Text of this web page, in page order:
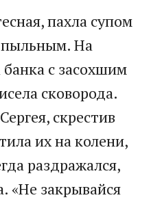
пахла супом
пыльным. На
с засохшим
сковорода.
скрестив
их на колени,
раздражался,
«Не закрывайся